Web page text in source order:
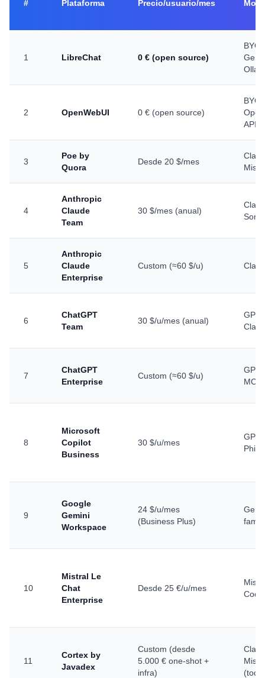
# Plataforma Precio/usuario/mes
1 LibreChat 0 € (open source)
2 OpenWebUI 0 € (open source)
API)
3
Poe by
Quora
Desde 20 $/mes
4
Anthropic
Claude
Team
30 $/mes (anual)
5
Anthropic
Claude
Enterprise
Custom (≈60 $/u)
6
ChatGPT
Team
30 $/u/mes (anual)
7
ChatGPT
Enterprise
Custom (≈60 $/u)
MCP
8
Microsoft
Copilot
Business
30 $/u/mes
GPT
Phi
9
Google
Gemini
Workspace
24 $/u/mes
(Business Plus)
family
10
Mistral Le
Chat
Enterprise
Desde 25 €/u/mes
11
Cortex by
Javadex
Custom (desde
5.000 € one-shot +
infra)